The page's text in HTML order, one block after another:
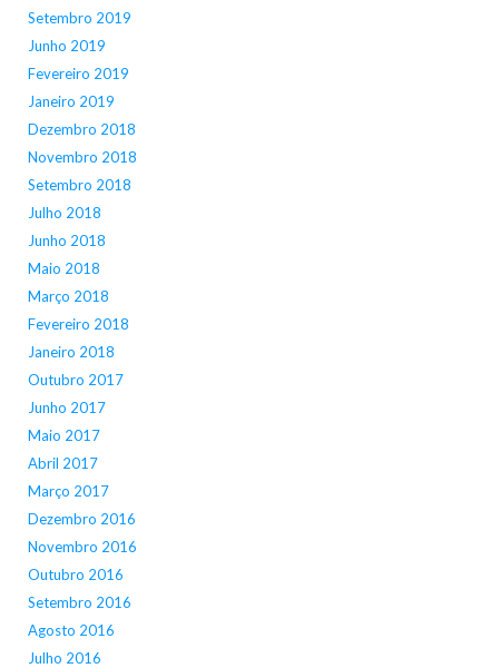
Setembro 2019
Junho 2019
Fevereiro 2019
Janeiro 2019
Dezembro 2018
Novembro 2018
Setembro 2018
Julho 2018
Junho 2018
Maio 2018
Março 2018
Fevereiro 2018
Janeiro 2018
Outubro 2017
Junho 2017
Maio 2017
Abril 2017
Março 2017
Dezembro 2016
Novembro 2016
Outubro 2016
Setembro 2016
Agosto 2016
Julho 2016